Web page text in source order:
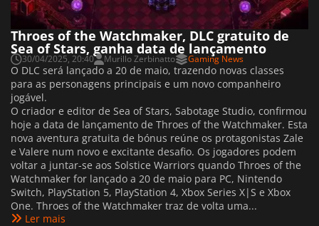
Throes of the Watchmaker, DLC gratuito de
Sea of Stars, ganha data de lançamento
30/04/2025, 20:40 Murillo Zerbinatto Gaming News
O DLC será lançado a 20 de maio, trazendo novas classes
para as personagens principais e um novo companheiro
jogável.
O criador e editor de Sea of Stars, Sabotage Studio, confirmou
hoje a data de lançamento de Throes of the Watchmaker. Esta
nova aventura gratuita de bónus reúne os protagonistas Zale
e Valere num novo e excitante desafio. Os jogadores podem
voltar a juntar-se aos Solstice Warriors quando Throes of the
Watchmaker for lançado a 20 de maio para PC, Nintendo
Switch, PlayStation 5, PlayStation 4, Xbox Series X|S e Xbox
One. Throes of the Watchmaker traz de volta uma...
Ler mais